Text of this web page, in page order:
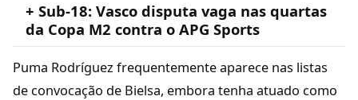
+ Sub-18: Vasco disputa vaga nas quartas
da Copa M2 contra o APG Sports
Puma Rodríguez frequentemente aparece nas listas
de convocação de Bielsa, embora tenha atuado como